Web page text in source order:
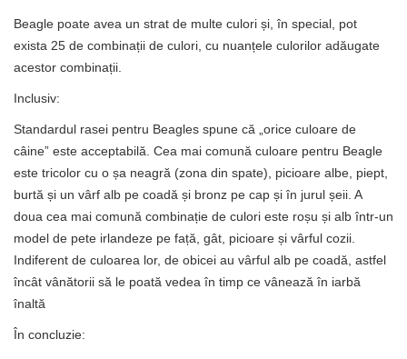
Beagle poate avea un strat de multe culori și, în special, pot
exista 25 de combinații de culori, cu nuanțele culorilor adăugate
acestor combinații.
Inclusiv:
Standardul rasei pentru Beagles spune că „orice culoare de
câine” este acceptabilă. Cea mai comună culoare pentru Beagle
este tricolor cu o șa neagră (zona din spate), picioare albe, piept,
burtă și un vârf alb pe coadă și bronz pe cap și în jurul șeii. A
doua cea mai comună combinație de culori este roșu și alb într-un
model de pete irlandeze pe față, gât, picioare și vârful cozii.
Indiferent de culoarea lor, de obicei au vârful alb pe coadă, astfel
încât vânătorii să le poată vedea în timp ce vânează în iarbă
înaltă
În concluzie: